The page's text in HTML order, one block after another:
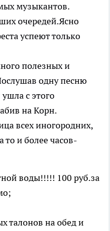
музыкантов.
очередей.Ясно
успеют только
полезных и
одну песню
с этого
на Корн.
всех иногородних,
то и более часов-
воды!!!!! 100 руб.за
талонов на обед и